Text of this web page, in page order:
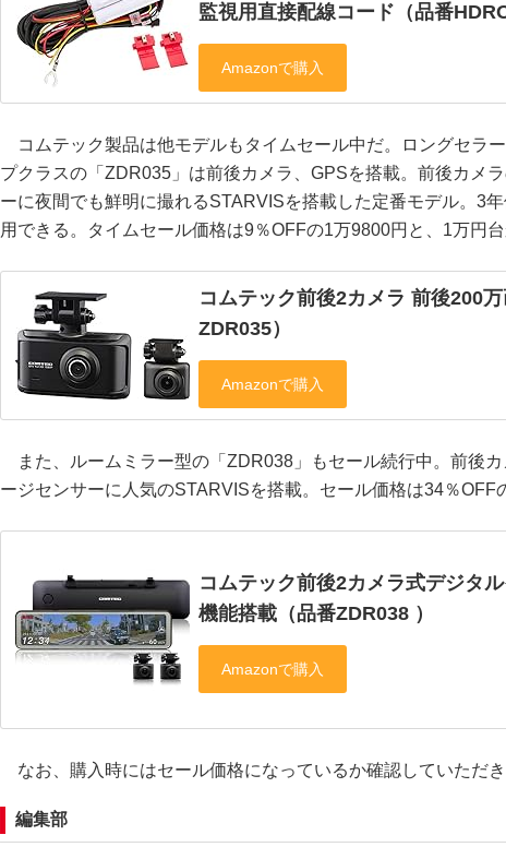
監視用直接配線コード（品番
コムテック製品は他モデルもタイムセール中だ。ロングセラ
プクラスの「ZDR035」は前後カメラ、GPSを搭載。前後カメ
ーに夜間でも鮮明に撮れるSTARVISを搭載した定番モデル。3
用できる。タイムセール価格は9％OFFの1万9800円と、1万円台
コムテック前後2カメラ 前後200
ZDR035）
また、ルームミラー型の「ZDR038」もセール続行中。前後カ
ージセンサーに人気のSTARVISを搭載。セール価格は34％OFF
コムテック前後2カメラ式デジタ
機能搭載（品番ZDR038 ）
なお、購入時にはセール価格になっているか確認していただき
編集部